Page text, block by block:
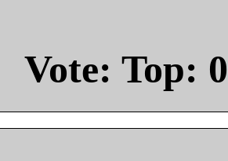
Vote: Top: 0